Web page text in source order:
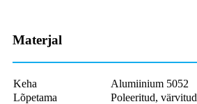
Materjal
Keha
Alumiinium 5052
Lõpetama
Poleeritud, värvitud